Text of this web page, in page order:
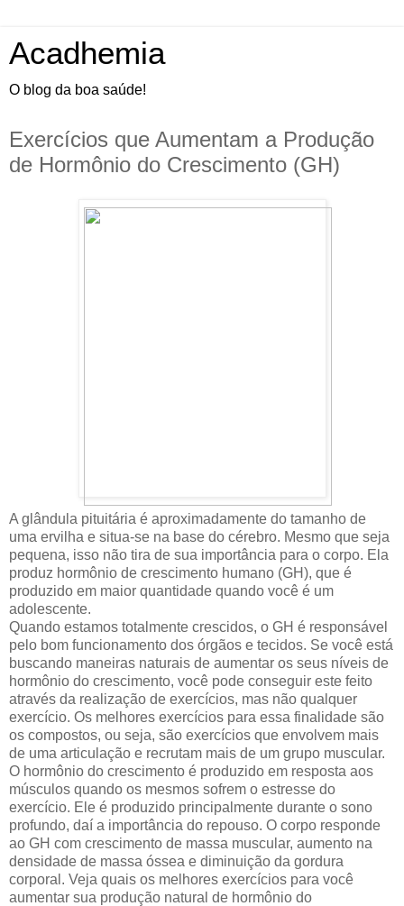
Acadhemia
O blog da boa saúde!
Exercícios que Aumentam a Produção
de Hormônio do Crescimento (GH)
A glândula pituitária é aproximadamente do tamanho de
uma ervilha e situa-se na base do cérebro. Mesmo que seja
pequena, isso não tira de sua importância para o corpo. Ela
produz hormônio de crescimento humano (GH), que é
produzido em maior quantidade quando você é um
adolescente.
Quando estamos totalmente crescidos, o GH é responsável
pelo bom funcionamento dos órgãos e tecidos. Se você está
buscando maneiras naturais de aumentar os seus níveis de
hormônio do crescimento, você pode conseguir este feito
através da realização de exercícios, mas não qualquer
exercício. Os melhores exercícios para essa finalidade são
os compostos, ou seja, são exercícios que envolvem mais
de uma articulação e recrutam mais de um grupo muscular.
O hormônio do crescimento é produzido em resposta aos
músculos quando os mesmos sofrem o estresse do
exercício. Ele é produzido principalmente durante o sono
profundo, daí a importância do repouso. O corpo responde
ao GH com crescimento de massa muscular, aumento na
densidade de massa óssea e diminuição da gordura
corporal. Veja quais os melhores exercícios para você
aumentar sua produção natural de hormônio do